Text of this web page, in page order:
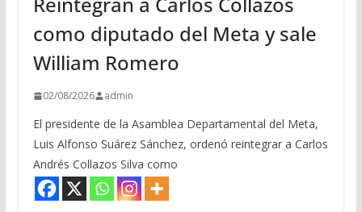
como diputado del Meta y sale
William Romero
02/08/2026 admin
El presidente de la Asamblea Departamental del Meta,
Luis Alfonso Suárez Sánchez, ordenó reintegrar a Carlos
Andrés Collazos Silva como